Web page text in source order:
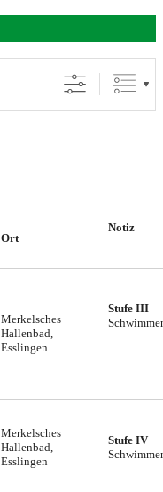
Ort
Notiz
Merkelsches
Hallenbad,
Esslingen
Stufe III
Merkelsches
Hallenbad,
Esslingen
Stufe IV